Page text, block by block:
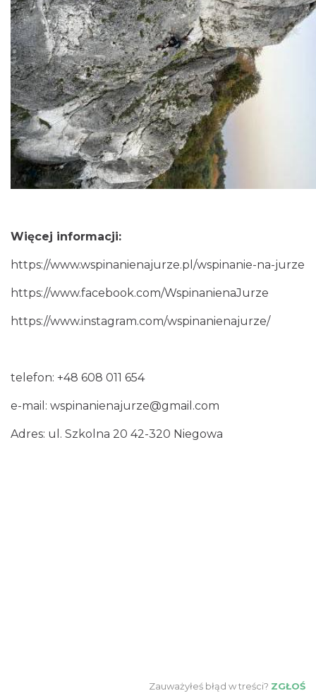
Więcej informacji:
https://www.wspinanienajurze.pl/wspinanie-na-jurze
https://www.facebook.com/WspinanienaJurze
https://www.instagram.com/wspinanienajurze/
telefon: +48 608 011 654
e-mail: wspinanienajurze@gmail.com
Adres: ul. Szkolna 20 42-320 Niegowa
Zauważyłeś błąd w treści? ZGŁOŚ